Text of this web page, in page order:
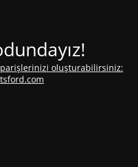
oluşturabilirsiniz: